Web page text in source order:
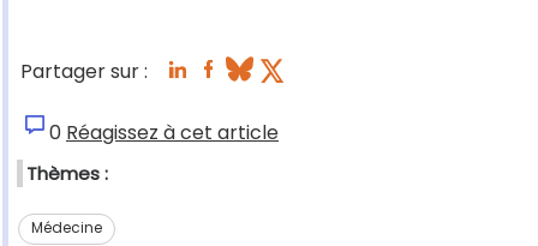
Partager sur :
0 Réagissez à cet article
Thèmes :
Médecine